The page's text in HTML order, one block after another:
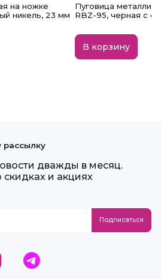
на ножке
никель, 23 мм
Пуговица
RBZ-95, черная с
В корзину
рассылку
дважды в месяц.
и акциях